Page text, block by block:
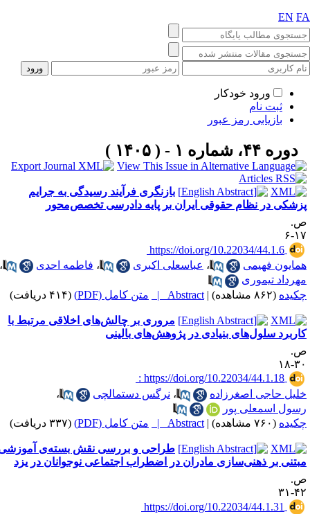
EN
ورود خودکار
ثبت نام
بازیابی رمز عبور
دوره ۴۴، شماره ۱ - ( ۱۴۰۵ )
بازنگری فرآیند رسیدگی به جرایم
در نظام حقوقی ایران بر پایه دادرسی تخصص‌محور
۶
‎ https://doi.org/10.22034/44.1.6
فهیمی
،عباسعلی اکبری ،فاطمه احدی
،
تیموری
(۸۶۲ مشاهده) |
Abstract | متن کامل (PDF) (۴۱۴ دریافت)
مروری بر چالش‌های اخلاقی مرتبط با
سلول‌های بنیادی در پژوهش‌های بالینی
۱۸
‎ : https://doi.org/10.22034/44.1.18
حاجی اصغرزاده
،نرگس دستمالچی
،
اسمعلی پور
(۷۶۰ مشاهده) |
Abstract | متن کامل (PDF) (۳۳۷ دریافت)
طراحی و بررسی نقش بسته‌ی آموزشی
بر ذهنی‌سازی مادران در اضطراب اجتماعی نوجوانان در یزد
۳۱
‎ https://doi.org/10.22034/44.1.31